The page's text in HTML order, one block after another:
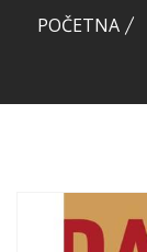
POČETNA